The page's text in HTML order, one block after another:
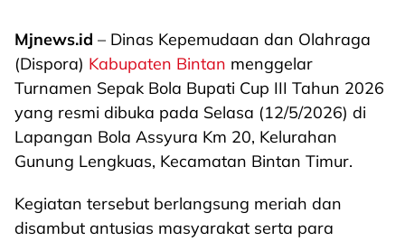
Mjnews.id – Dinas Kepemudaan dan Olahraga
(Dispora) Kabupaten Bintan menggelar
Turnamen Sepak Bola Bupati Cup III Tahun 2026
yang resmi dibuka pada Selasa (12/5/2026) di
Lapangan Bola Assyura Km 20, Kelurahan
Gunung Lengkuas, Kecamatan Bintan Timur.
Kegiatan tersebut berlangsung meriah dan
disambut antusias masyarakat serta para